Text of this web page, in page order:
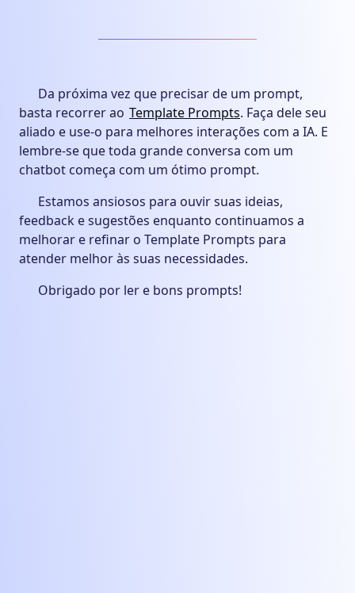
Da próxima vez que precisar de um prompt,
basta recorrer ao Template Prompts. Faça dele seu
aliado e use-o para melhores interações com a IA. E
lembre-se que toda grande conversa com um
chatbot começa com um ótimo prompt.
Estamos ansiosos para ouvir suas ideias,
feedback e sugestões enquanto continuamos a
melhorar e refinar o Template Prompts para
atender melhor às suas necessidades.
Obrigado por ler e bons prompts!